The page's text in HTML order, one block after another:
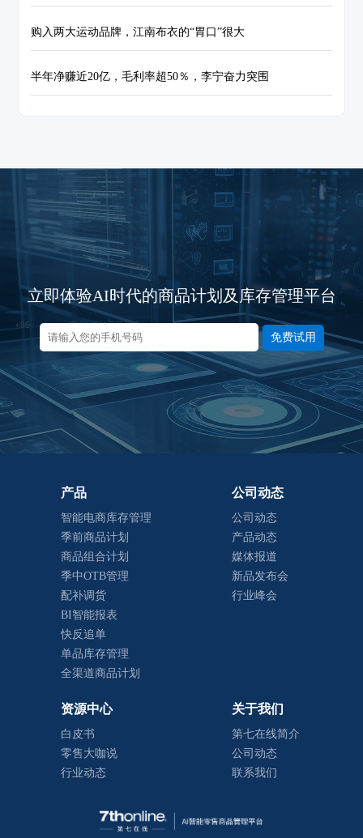
购入两大运动品牌，江南布衣的“胃口”很大
半年净赚近20亿，毛利率超50％，李宁奋力突围
立即体验AI时代的商品计划及库存管理平台
免费试用
产品
智能电商库存管理
季前商品计划
商品组合计划
季中OTB管理
配补调货
BI智能报表
快反追单
单品库存管理
全渠道商品计划
公司动态
公司动态
产品动态
媒体报道
新品发布会
行业峰会
资源中心
白皮书
零售大咖说
行业动态
关于我们
第七在线简介
公司动态
联系我们